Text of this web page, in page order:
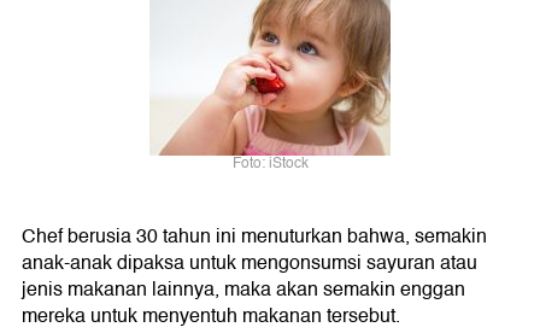
Foto: iStock
Chef berusia 30 tahun ini menuturkan bahwa, semakin
anak-anak dipaksa untuk mengonsumsi sayuran atau
jenis makanan lainnya, maka akan semakin enggan
mereka untuk menyentuh makanan tersebut.